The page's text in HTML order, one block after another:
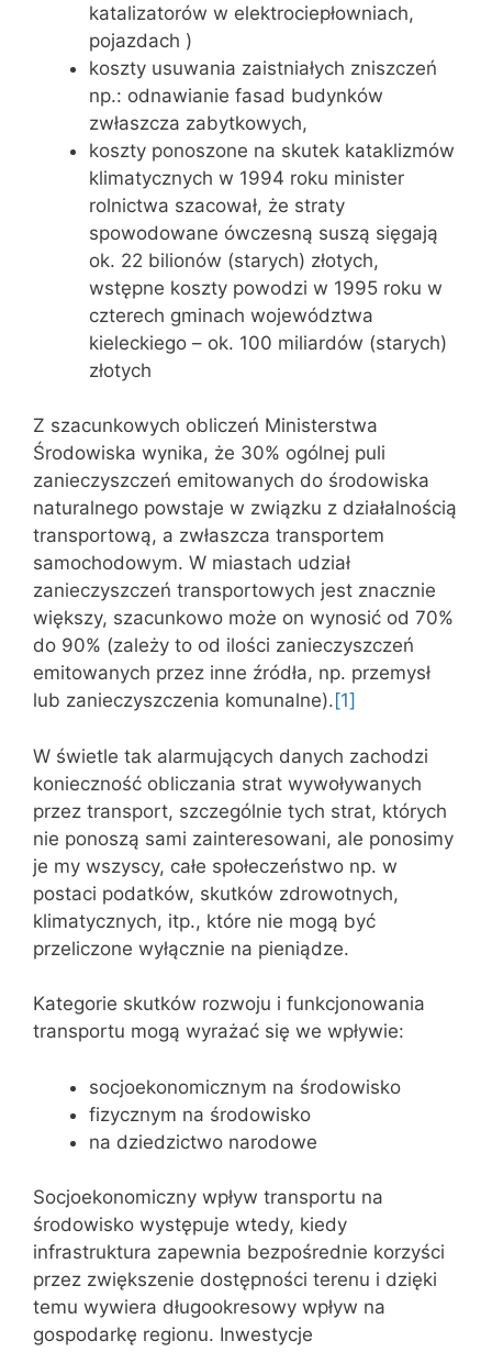
katalizatorów w elektrociepłowniach,
pojazdach )
koszty usuwania zaistniałych zniszczeń
np.: odnawianie fasad budynków
zwłaszcza zabytkowych,
koszty ponoszone na skutek kataklizmów
klimatycznych w 1994 roku minister
rolnictwa szacował, że straty
spowodowane ówczesną suszą sięgają
ok. 22 bilionów (starych) złotych,
wstępne koszty powodzi w 1995 roku w
czterech gminach województwa
kieleckiego – ok. 100 miliardów (starych)
złotych
Z szacunkowych obliczeń Ministerstwa
Środowiska wynika, że 30% ogólnej puli
zanieczyszczeń emitowanych do środowiska
naturalnego powstaje w związku z działalnością
transportową, a zwłaszcza transportem
samochodowym. W miastach udział
zanieczyszczeń transportowych jest znacznie
większy, szacunkowo może on wynosić od 70%
do 90% (zależy to od ilości zanieczyszczeń
emitowanych przez inne źródła, np. przemysł
lub zanieczyszczenia komunalne). [1]
W świetle tak alarmujących danych zachodzi
konieczność obliczania strat wywoływanych
przez transport, szczególnie tych strat, których
nie ponoszą sami zainteresowani, ale ponosimy
je my wszyscy, całe społeczeństwo np. w
postaci podatków, skutków zdrowotnych,
klimatycznych, itp., które nie mogą być
przeliczone wyłącznie na pieniądze.
Kategorie skutków rozwoju i funkcjonowania
transportu mogą wyrażać się we wpływie:
socjoekonomicznym na środowisko
fizycznym na środowisko
na dziedzictwo narodowe
Socjoekonomiczny wpływ transportu na
środowisko występuje wtedy, kiedy
infrastruktura zapewnia bezpośrednie korzyści
przez zwiększenie dostępności terenu i dzięki
temu wywiera długookresowy wpływ na
gospodarkę regionu. Inwestycje